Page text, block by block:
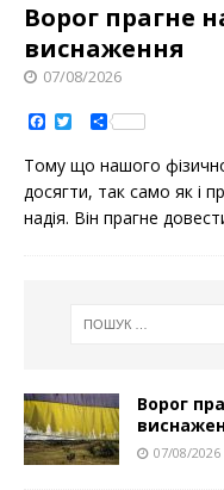
Ворог прагне
виснаження
07/08/2026
a
e
b
o
o
t
t
e
r
S
h
r
e
Тому що нашого
досягти, так само як і
надія. Він прагне
Ворог
07/08/2026